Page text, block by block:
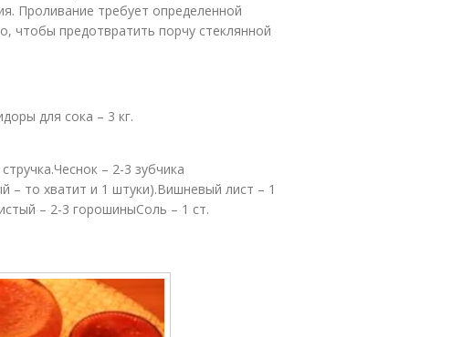
Проливание требует определенной
чтобы предотвратить порчу стеклянной
для сока – 3 кг.
– 2-3 зубчика
– то хватит и 1 штуки).Вишневый лист – 1
– 2-3 горошиныСоль – 1 ст.